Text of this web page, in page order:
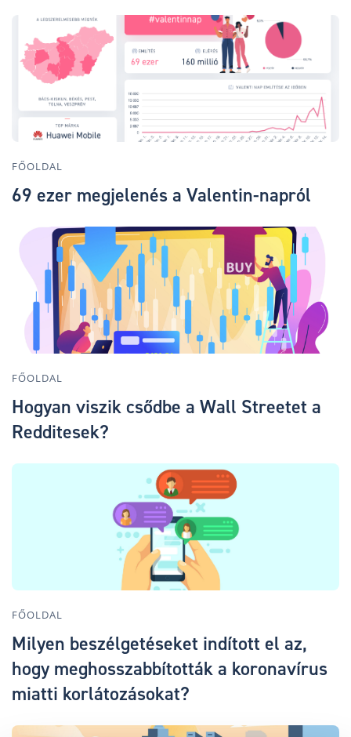
FŐOLDAL
69 ezer megjelenés a Valentin-napról
FŐOLDAL
Hogyan viszik csődbe a Wall Streetet a
Redditesek?
FŐOLDAL
Milyen beszélgetéseket indított el az,
hogy meghosszabbították a koronavírus
miatti korlátozásokat?